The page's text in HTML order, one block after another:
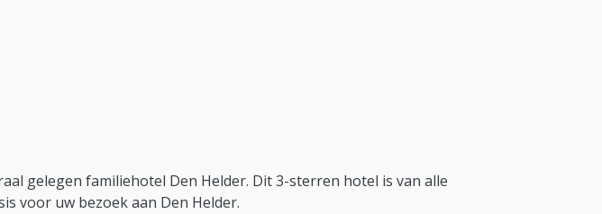
gelegen familiehotel Den Helder. Dit 3-sterren hotel is van alle
voor uw bezoek aan Den Helder.